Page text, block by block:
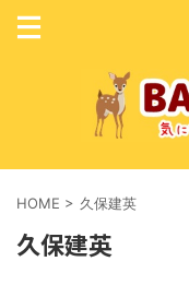
HOME > 久保建英
久保建英